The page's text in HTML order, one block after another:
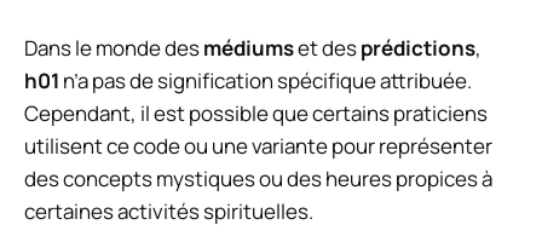
Dans le monde desmédiumset desprédictions,
h01 n’a pas de signification spécifique attribuée.
Cependant, il est possible que certains praticiens
utilisent ce code ou une variante pour représenter
des concepts mystiques ou des heures propices à
certaines activités spirituelles.